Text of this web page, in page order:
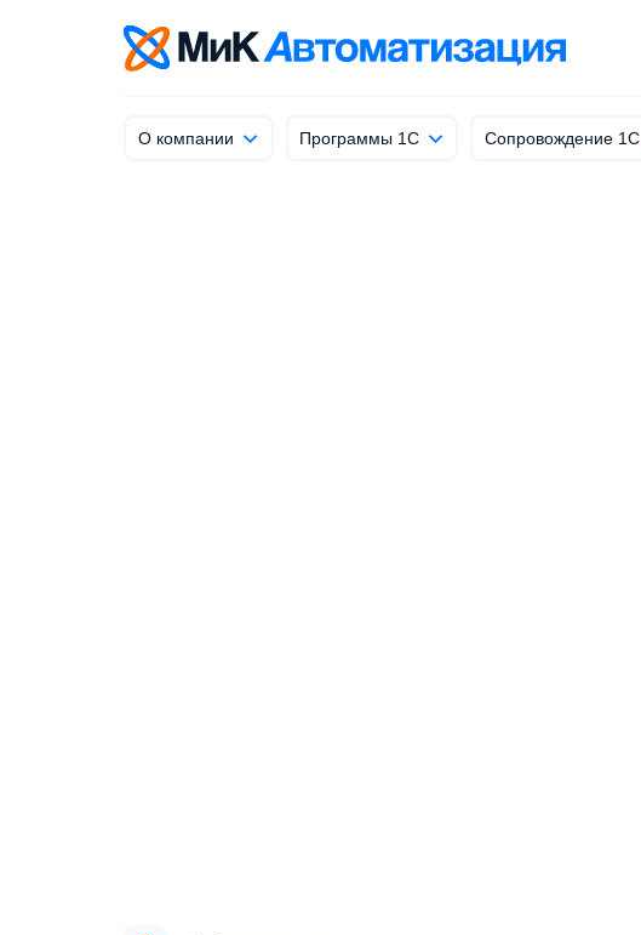
О компании Программы 1С Сопровождение 1С
info@mik-automation.ru
Напишите, нам